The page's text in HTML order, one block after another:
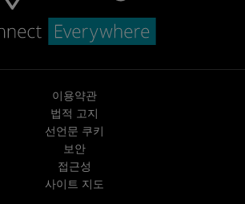
이용약관
법적 고지
선언문 쿠키
보안
접근성
사이트 지도